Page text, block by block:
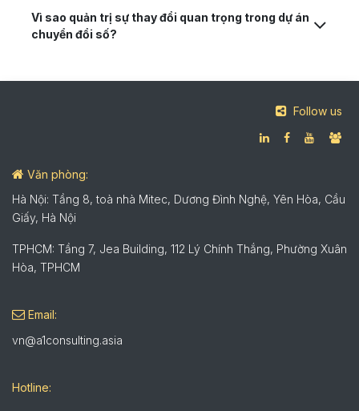
Vì sao quản trị sự thay đổi quan trọng trong dự án
chuyển đổi số?
Follow us
Văn phòng:
Hà Nội: Tầng 8, toà nhà Mitec, Dương Đình Nghệ, Yên Hòa, Cầu
Giấy, Hà Nội
TPHCM: Tầng 7, Jea Building, 112 Lý Chính Thắng, Phường Xuân
Hòa, TPHCM
Email:
vn@a1consulting.asia
Hotline: